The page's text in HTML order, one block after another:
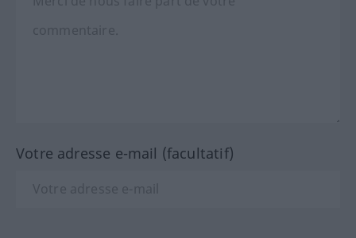
Votre adresse e-mail (facultatif)